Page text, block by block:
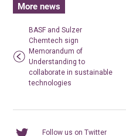
More news
BASF and Sulzer
Chemtech sign
Memorandum of
Understanding to
collaborate in sustainable
technologies
Follow us on Twitter